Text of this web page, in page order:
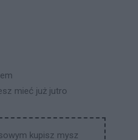
mieć już jutro
kupisz mysz